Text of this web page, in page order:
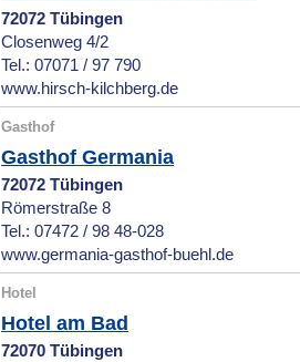
72072 Tübingen
Closenweg 4/2
Tel.: 07071 / 97 790
www.hirsch-kilchberg.de
Gasthof
Gasthof Germania
72072 Tübingen
Römerstraße 8
Tel.: 07472 / 98 48-028
www.germania-gasthof-buehl.de
Hotel
Hotel am Bad
72070 Tübingen